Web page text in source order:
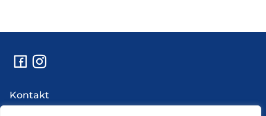
Kontakt
Abi